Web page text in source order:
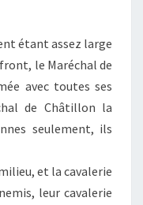
étant assez large
le Maréchal de
avec toutes ses
de Châtillon la
seulement, ils
et la cavalerie
leur cavalerie